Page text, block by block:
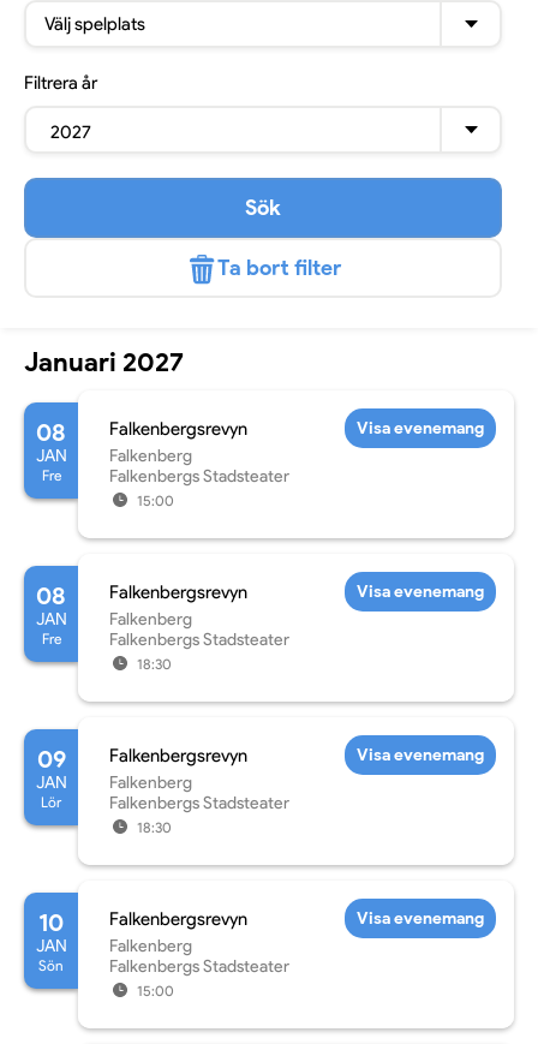
Välj spelplats
Filtrera år
2027
Sök
Ta bort filter
Januari 2027
08
JAN
Fre
Falkenbergsrevyn
Falkenberg
Falkenbergs Stadsteater
15:00
Visa evenemang
08
JAN
Fre
Falkenbergsrevyn
Falkenberg
Falkenbergs Stadsteater
18:30
Visa evenemang
09
JAN
Lör
Falkenbergsrevyn
Falkenberg
Falkenbergs Stadsteater
18:30
Visa evenemang
10
JAN
Sön
Falkenbergsrevyn
Falkenberg
Falkenbergs Stadsteater
15:00
Visa evenemang